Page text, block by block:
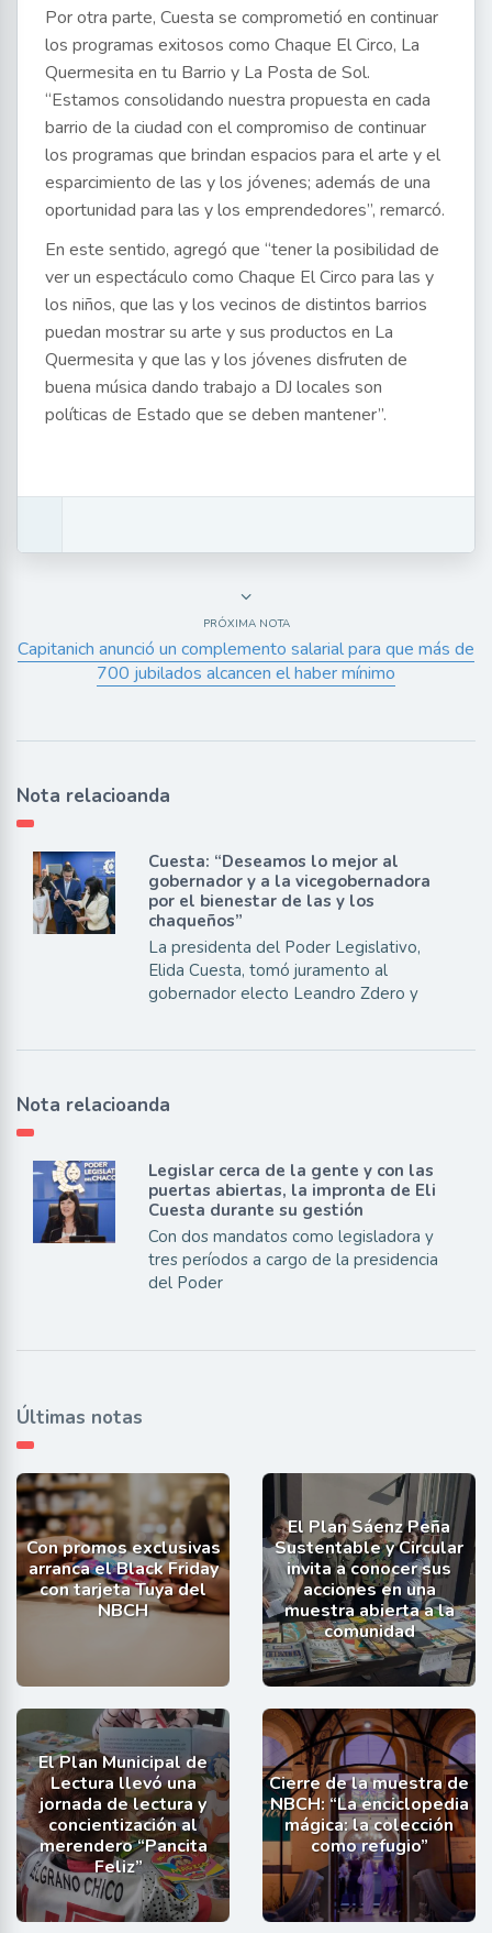
Por otra parte, Cuesta se comprometió en continuar
los programas exitosos como Chaque El Circo, La
Quermesita en tu Barrio y La Posta de Sol.
“Estamos consolidando nuestra propuesta en cada
barrio de la ciudad con el compromiso de continuar
los programas que brindan espacios para el arte y el
esparcimiento de las y los jóvenes; además de una
oportunidad para las y los emprendedores”, remarcó.
En este sentido, agregó que “tener la posibilidad de
ver un espectáculo como Chaque El Circo para las y
los niños, que las y los vecinos de distintos barrios
puedan mostrar su arte y sus productos en La
Quermesita y que las y los jóvenes disfruten de
buena música dando trabajo a DJ locales son
políticas de Estado que se deben mantener”.
PRÓXIMA NOTA
Capitanich anunció un complemento salarial para que más de
700 jubilados alcancen el haber mínimo
Nota relacioanda
Cuesta: “Deseamos lo mejor al
gobernador y a la vicegobernadora
por el bienestar de las y los
chaqueños”
La presidenta del Poder Legislativo,
Elida Cuesta, tomó juramento al
gobernador electo Leandro Zdero y
Nota relacioanda
Legislar cerca de la gente y con las
puertas abiertas, la impronta de Eli
Cuesta durante su gestión
Con dos mandatos como legisladora y
tres períodos a cargo de la presidencia
del Poder
Últimas notas
Con promos exclusivas
arranca el Black Friday
con tarjeta Tuya del
NBCH
El Plan Sáenz Peña
Sustentable y Circular
invita a conocer sus
acciones en una
muestra abierta a la
comunidad
El Plan Municipal de
Lectura llevó una
jornada de lectura y
concientización al
merendero “Pancita
Feliz”
Cierre de la muestra de
NBCH: “La enciclopedia
mágica: la colección
como refugio”